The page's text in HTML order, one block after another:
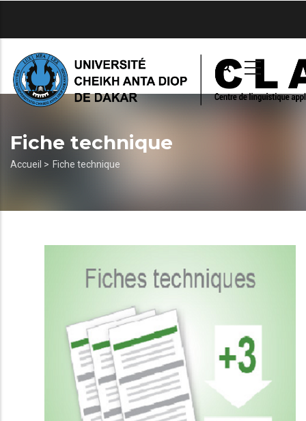
principal
Fiche technique
Fil
Accueil > Fiche technique